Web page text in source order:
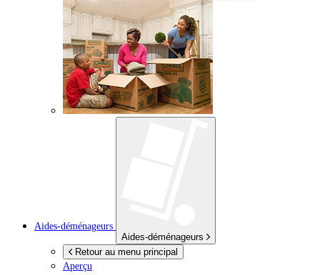
Aides-déménageurs
Aides-déménageurs
Retour au menu principal
Aperçu